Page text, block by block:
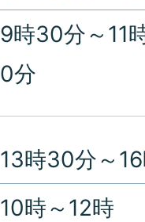
9時30分～11
0分
13時30分～
10時～12時